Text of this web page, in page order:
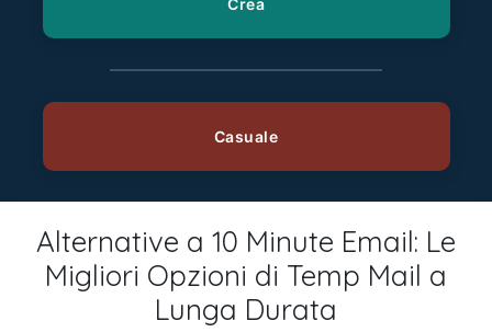
Alternative a 10 Minute Email: Le
Migliori Opzioni di Temp Mail a
Lunga Durata